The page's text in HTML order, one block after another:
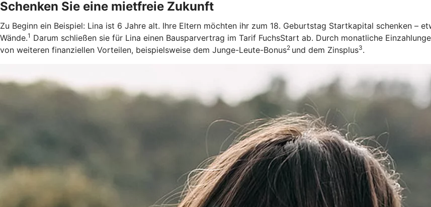
Schenken Sie eine mietfreie Zukunft
Zu Beginn ein Beispiel: Lina ist 6 Jahre alt. Ihre Eltern möchten ihr zum 18. Geburtstag Startkapital schenken –
Wände.1 Darum schließen sie für Lina einen Bausparvertrag im Tarif FuchsStart ab. Durch monatliche
von weiteren finanziellen Vorteilen, beispielsweise dem Junge-Leute-Bonus2 und dem Zinsplus3.